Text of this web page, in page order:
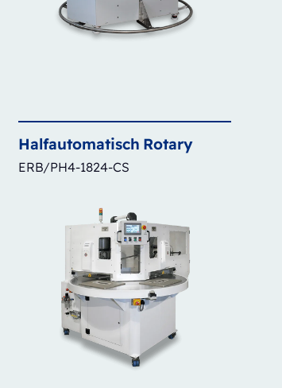
Halfautomatisch Rotary
ERB/PH4-1824-CS